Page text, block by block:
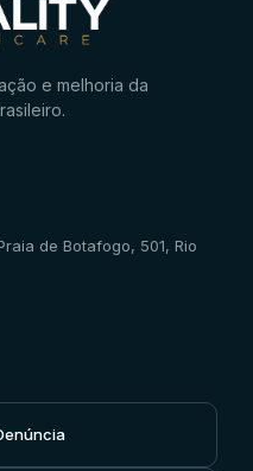
e melhoria da
de Botafogo, 501, Rio